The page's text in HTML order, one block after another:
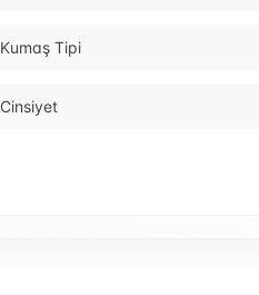
Kumaş Tipi
Cinsiyet